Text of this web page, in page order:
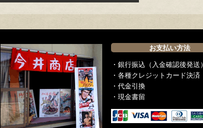
お支払い方法
・銀行振込（入金確認後発送
・各種クレジットカード決済
・代金引換
・現金書留